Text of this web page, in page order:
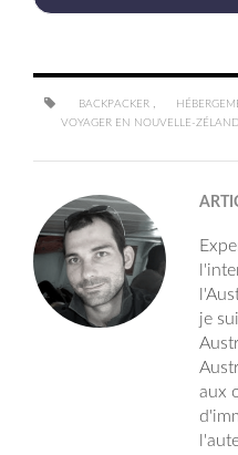
BACKPACKER
VOYAGER EN NOUVELLE-
je
aux